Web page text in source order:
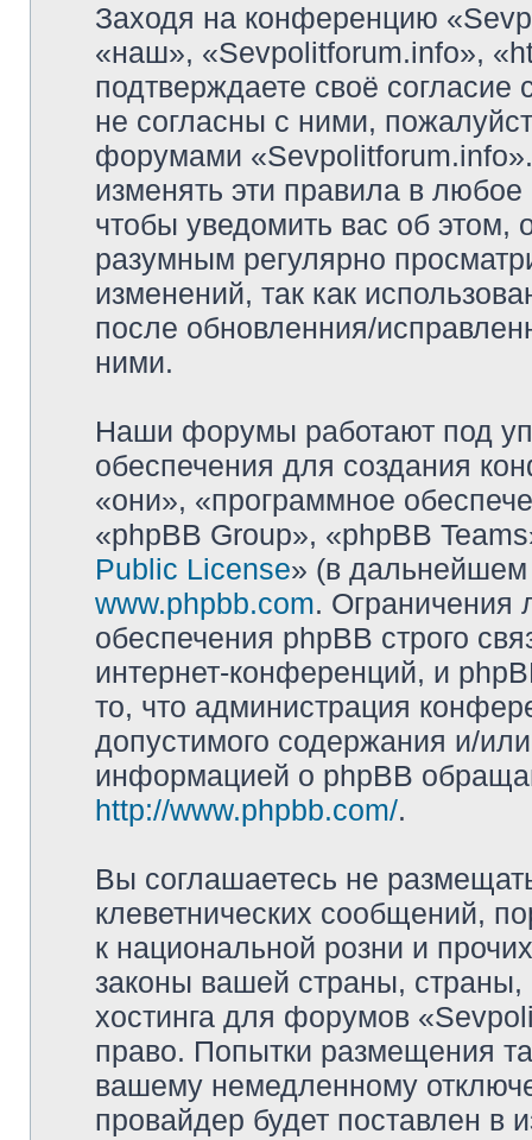
Заходя на конференцию
«наш», «Sevpolitforum.info»,
подтверждаете своё
не согласны с ними,
форумами
изменять эти правила в
чтобы уведомить вас об
разумным регулярно
изменений, так как
после обновленния/
ними.
Наши форумы работают под
обеспечения для создания
«они», «программное
«phpBB Group», «phpBB
Public License» (в дальнейшем
www.phpbb.com. Ограничения
обеспечения phpBB строго
интернет-конференций, и
то, что администрация
допустимого содержания и/
информацией о phpBB
http://www.phpbb.com/.
Вы соглашаетесь не
клеветнических сообщений,
к национальной розни и
законы вашей страны, страны,
хостинга для форумов
право. Попытки размещения
вашему немедленному
провайдер будет поставлен в